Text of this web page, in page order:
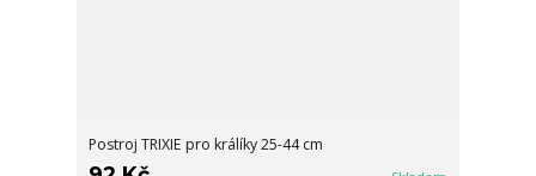
Postroj TRIXIE pro králíky 25-44 cm